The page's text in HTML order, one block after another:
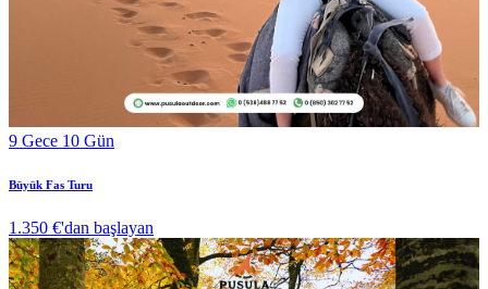
9 Gece 10 Gün
Büyük Fas Turu
1.350 €'dan başlayan